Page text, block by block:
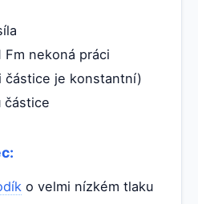
nekoná práci
částice je konstantní)
částice
o velmi nízkém tlaku